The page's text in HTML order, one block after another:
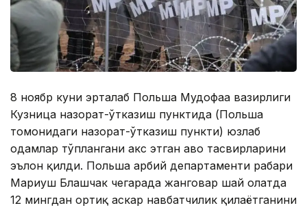
8 ноябр куни эрталаб Польша Мудофаа вазирлиги
Кузница назорат-ўтказиш пунктида (Польша
томонидаги назорат-ўтказиш пункти) юзлаб
одамлар тўплангани акс этган ҳаво тасвирларини
эълон қилди. Польша ҳарбий департаменти раҳбари
Мариуш Блашчак чегарада жанговар шай ҳолатда
12 мингдан ортиқ аскар навбатчилик қилаётганини